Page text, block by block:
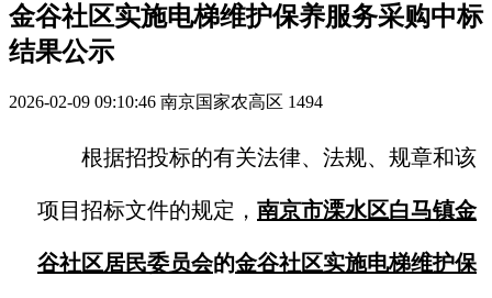
金谷社区实施电梯维护保养服务采购中标
结果公示
2026-02-09 09:10:46 南京国家农高区 1494
根据招投标的有关法律、法规、规章和该
项目 招标文件的规定， 南京市溧水区白马镇金
谷社区居民委员会的金谷社区实施电梯维护保